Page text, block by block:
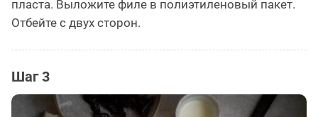
пласта. Выложите филе в полиэтиленовый пакет.
Отбейте с двух сторон.
Шаг 3